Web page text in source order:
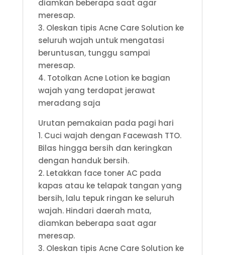
diamkan beberapa saat agar
meresap.
3. Oleskan tipis Acne Care Solution ke
seluruh wajah untuk mengatasi
beruntusan, tunggu sampai
meresap.
4. Totolkan Acne Lotion ke bagian
wajah yang terdapat jerawat
meradang saja
Urutan pemakaian pada pagi hari
1. Cuci wajah dengan Facewash TTO.
Bilas hingga bersih dan keringkan
dengan handuk bersih.
2. Letakkan face toner AC pada
kapas atau ke telapak tangan yang
bersih, lalu tepuk ringan ke seluruh
wajah. Hindari daerah mata,
diamkan beberapa saat agar
meresap.
3. Oleskan tipis Acne Care Solution ke